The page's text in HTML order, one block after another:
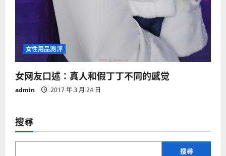
女性用品測評
女网友口述：真人和假丁丁不同的感觉
admin 2017 年 3 月 24 日
搜尋
搜尋